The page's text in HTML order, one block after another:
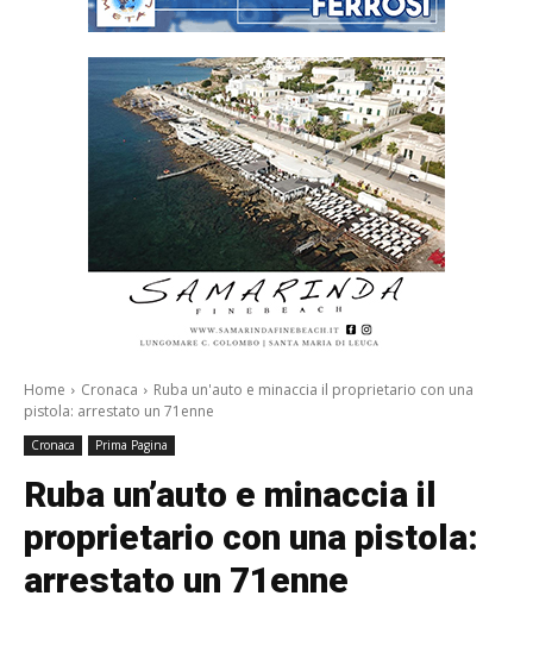
Home Cronaca
Ruba un'auto e minaccia il proprietario con una
pistola: arrestato un 71enne
Cronaca Prima Pagina
Ruba un’auto e minaccia il
proprietario con una pistola:
arrestato un 71enne